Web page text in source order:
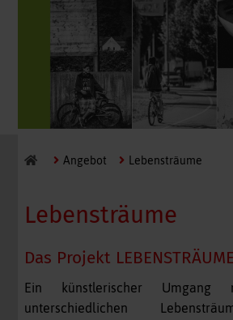
Angebot Lebensträume
Lebensträume
Das Projekt LEBENSTRÄUME
Ein künstlerischer
unterschiedlichen